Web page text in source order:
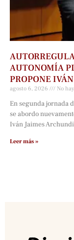
AUTONOMÍA
PROPONE
agosto 6, 2026 No
En segunda jornada
se abordo
Iván Jaimes
Leer más »